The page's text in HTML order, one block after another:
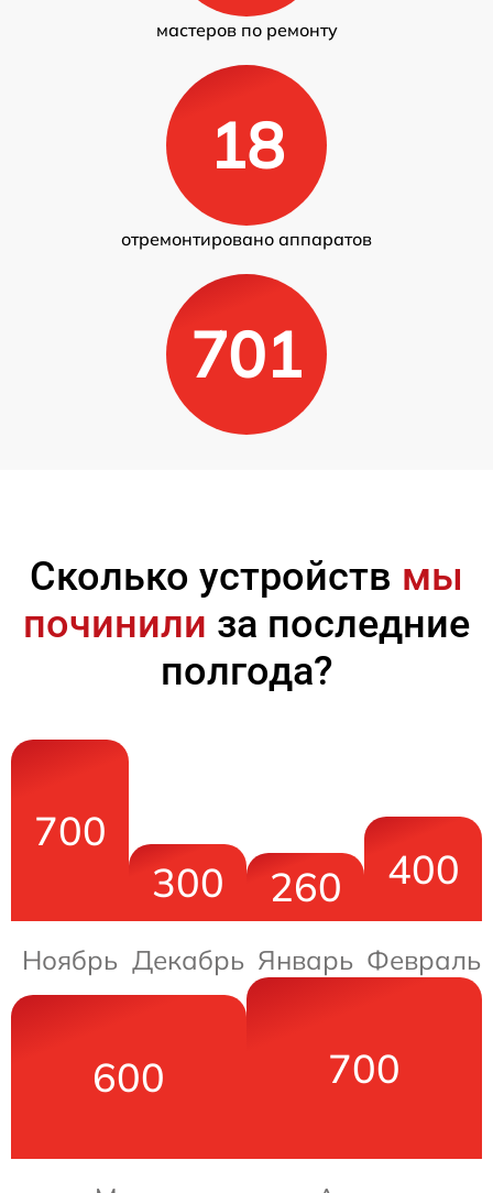
мастеров по ремонту
18
отремонтировано аппаратов
701
Сколько устройств мы
починили за последние
полгода?
700
Ноябрь
300
Декабрь
260
Январь
400
Февраль
600 700